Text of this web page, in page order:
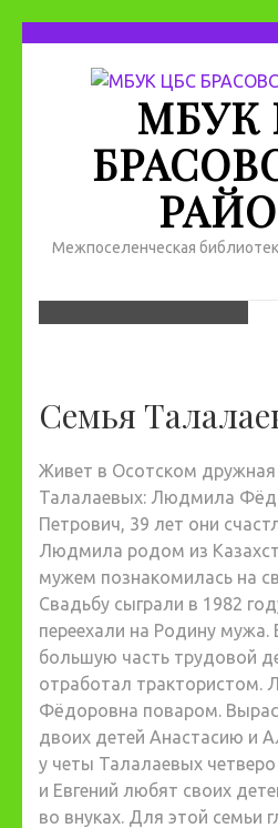
МБУК
Межпоселенческая
Семья
Живет в Осотском дружная
Талалаевых: Людмила
Петрович, 39 лет они
Людмила родом из
мужем познакомилась на
Свадьбу сыграли в 1982
переехали на Родину мужа.
большую часть трудовой
отработал трактористом.
Фёдоровна поваром.
двоих детей Анастасию и
у четы Талалаевых
и Евгений любят своих
во внуках. Для этой семьи